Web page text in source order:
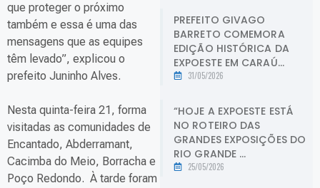
que proteger o próximo
também e essa é uma das
mensagens que as equipes
têm levado”, explicou o
prefeito Juninho Alves.
Nesta quinta-feira 21, forma
visitadas as comunidades de
Encantado, Abderramant,
Cacimba do Meio, Borracha e
Poço Redondo. À tarde foram
PREFEITO GIVAGO
BARRETO COMEMORA
EDIÇÃO HISTÓRICA DA
EXPOESTE EM CARAÚ...
31/05/2026
“HOJE A EXPOESTE ESTÁ
NO ROTEIRO DAS
GRANDES EXPOSIÇÕES DO
RIO GRANDE ...
25/05/2026